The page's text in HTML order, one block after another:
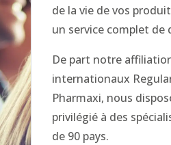
de la vie de vos
un service complet de
De part notre
internationaux
Pharmaxi, nous
privilégié à des
de 90 pays.